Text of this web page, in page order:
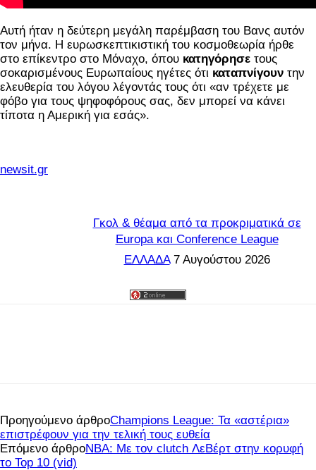
Αυτή ήταν η δεύτερη μεγάλη παρέμβαση του Βανς αυτόν
τον μήνα. Η ευρωσκεπτικιστική του κοσμοθεωρία ήρθε
στο επίκεντρο στο Μόναχο, όπου κατηγόρησε τους
σοκαρισμένους Ευρωπαίους ηγέτες ότι καταπνίγουν την
ελευθερία του λόγου λέγοντάς τους ότι «αν τρέχετε με
φόβο για τους ψηφοφόρους σας, δεν μπορεί να κάνει
τίποτα η Αμερική για εσάς».
newsit.gr
Γκολ & θέαμα από τα προκριματικά σε
Europa και Conference League
ΕΛΛΑΔΑ 7 Αυγούστου 2026
Προηγούμενο άρθροChampions League: Τα «αστέρια»
επιστρέφουν για την τελική τους ευθεία
Επόμενο άρθροNBA: Με τον clutch ΛεΒέρτ στην κορυφή
το Top 10 (vid)